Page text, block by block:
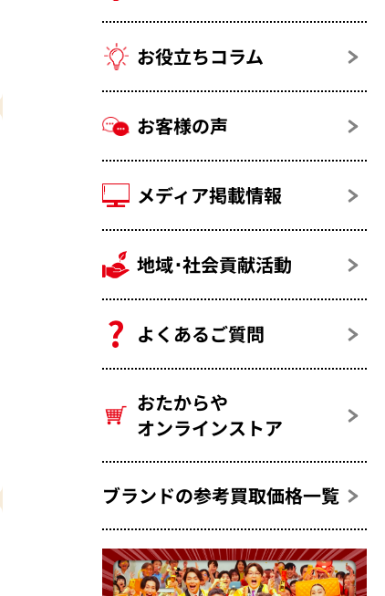
お役立ちコラム
お客様の声
メディア掲載情報
地域･社会貢献活動
よくあるご質問
おたからや
オンラインストア
ブランドの参考買取価格一覧